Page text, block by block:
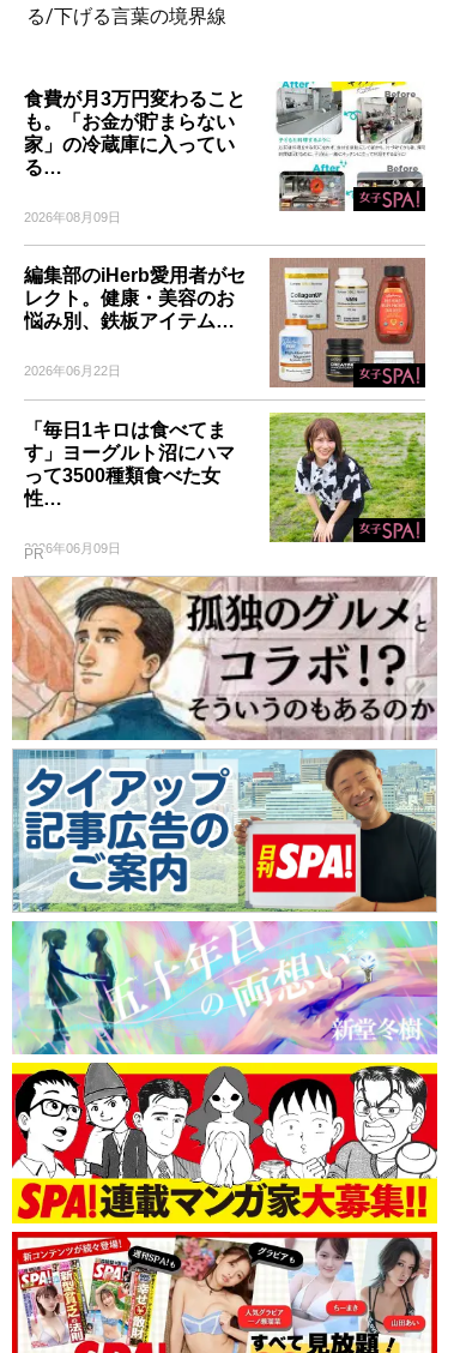
様”を追った渾身の１冊
る/下げる言葉の境界線
食費が月3万円変わること
も。「お金が貯まらない
家」の冷蔵庫に入ってい
る…
2026年08月09日
編集部のiHerb愛用者がセ
レクト。健康・美容のお
悩み別、鉄板アイテム…
2026年06月22日
「毎日1キロは食べてま
す」ヨーグルト沼にハマ
って3500種類食べた女
性…
2026年06月09日
PR